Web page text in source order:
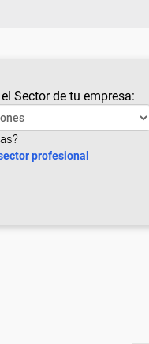
Sector de tu empresa:
profesional